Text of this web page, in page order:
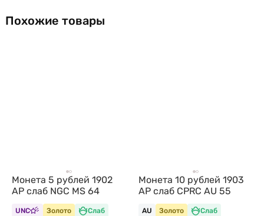
Похожие товары
Монета 5 рублей 1902
АР слаб NGC MS 64
UNC Золото Слаб
Монета 10 рублей 1903
АР слаб CPRC AU 55
AU Золото Слаб